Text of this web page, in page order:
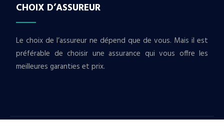
CHOIX D’ASSUREUR
Le choix de l’assureur ne dépend que de vous. Mais il est
préférable de choisir une assurance qui vous offre les
meilleures garanties et prix.